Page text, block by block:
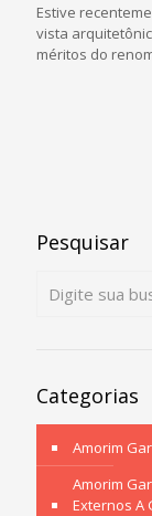
Estive
vista
méritos do
Pesquisar
Categorias
Amorim
Amorim
Externos A